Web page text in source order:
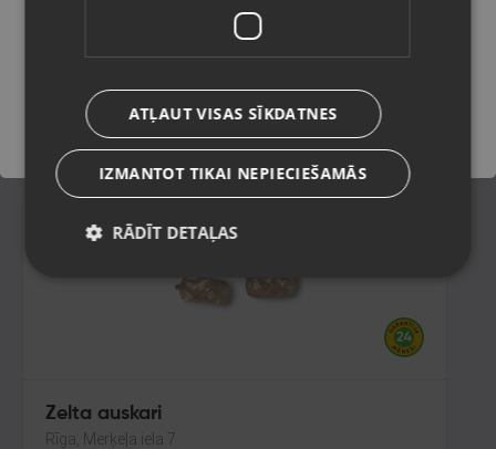
Stāvoklis Restaurēts (Garantija 24 mēneši)
208.00 €
9.46€/mēn.
Zelta auskari
Rīga, Merķeļa iela 7
Saglabāt
ATĻAUT VISAS SĪKDATNES
IZMANTOT TIKAI NEPIECIEŠAMĀS
RĀDĪT DETAĻAS